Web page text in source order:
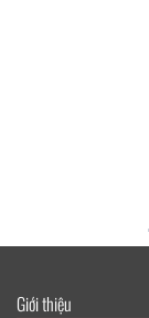
Giới thiệu